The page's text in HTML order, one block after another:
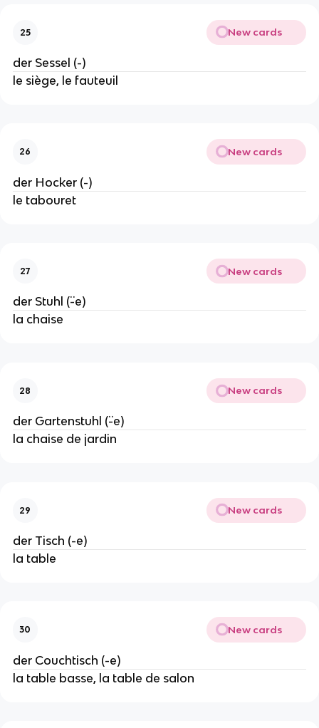
25 New cards
der Sessel (-)
le siège, le fauteuil
26 New cards
der Hocker (-)
le tabouret
27 New cards
der Stuhl (¨-e)
la chaise
28 New cards
der Gartenstuhl (¨-e)
la chaise de jardin
29 New cards
der Tisch (-e)
la table
30 New cards
der Couchtisch (-e)
la table basse, la table de salon